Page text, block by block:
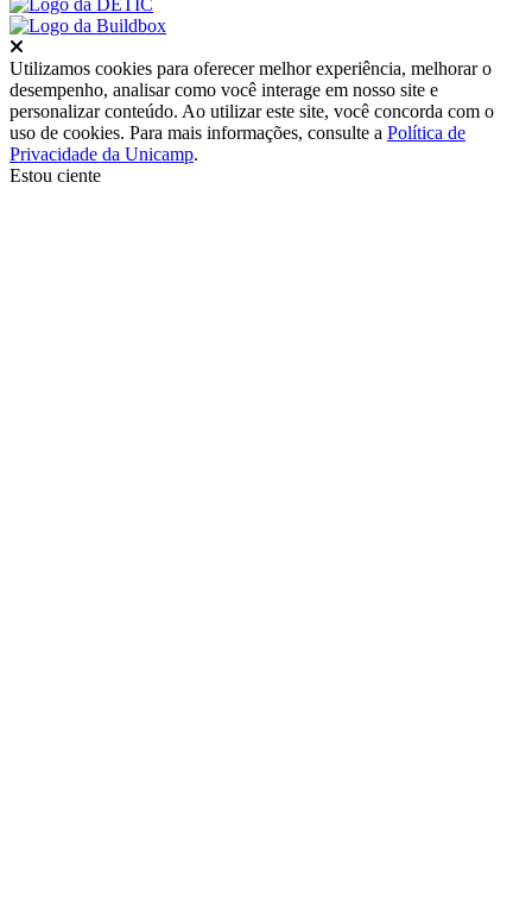
Utilizamos cookies para oferecer melhor experiência, melhorar o
desempenho, analisar como você interage em nosso site e
personalizar conteúdo. Ao utilizar este site, você concorda com o
uso de cookies. Para mais informações, consulte a Política de
Privacidade da Unicamp.
Estou ciente